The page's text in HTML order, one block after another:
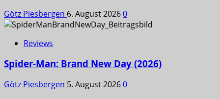
Götz Piesbergen 6. August 20260
Reviews
Spider-Man: Brand New Day (2026)
Götz Piesbergen 5. August 20260